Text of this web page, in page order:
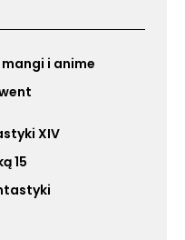
i anime
XIV
15